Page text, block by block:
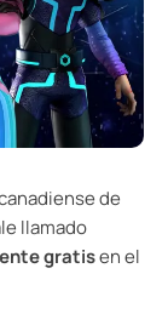
de
llamado
gratisen el